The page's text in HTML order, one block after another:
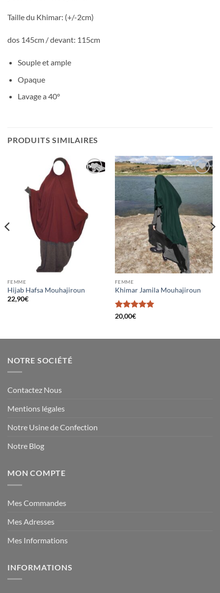
Taille du Khimar: (+/-2cm)
dos 145cm / devant: 115cm
Souple et ample
Opaque
Lavage a 40°
PRODUITS SIMILAIRES
FEMME
Hijab Hafsa Mouhajiroun
22,90€
à la liste
FEMME
Khimar Jamila Mouhajiroun
Note5
20,00€
NOTRE SOCIÉTÉ
Contactez Nous
Mentions légales
Notre Usine de Confection
Notre Blog
MON COMPTE
Mes Commandes
Mes Adresses
Mes Informations
INFORMATIONS